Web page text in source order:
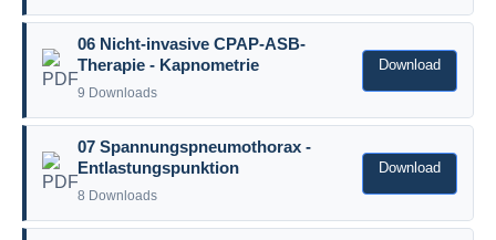
06 Nicht-invasive CPAP-ASB-
Therapie - Kapnometrie
9 Downloads
Download
07 Spannungspneumothorax -
Entlastungspunktion
8 Downloads
Download